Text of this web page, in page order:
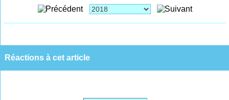
Réactions à cet article